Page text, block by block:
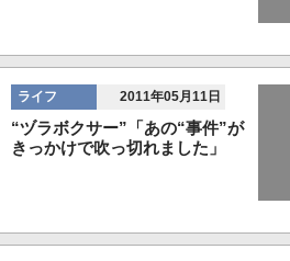
ライフ 2011年05月11日
“ヅラボクサー”「あの“事件”が
きっかけで吹っ切れました」